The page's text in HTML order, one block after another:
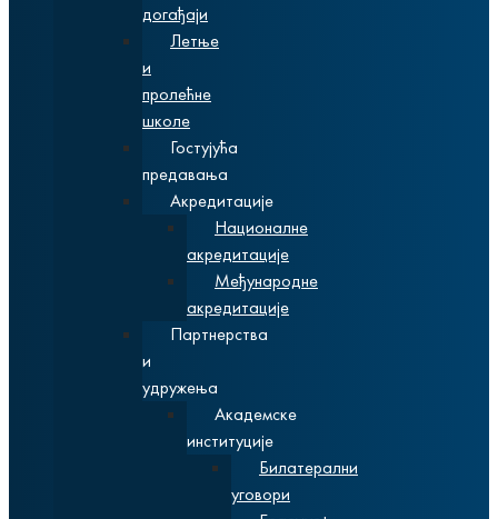
догађаји
Летње
и
пролећне
школе
Гостујућа
предавања
Акредитације
Националне
акредитације
Међународне
акредитације
Партнерства
и
удружења
Академске
институције
Билатерални
уговори